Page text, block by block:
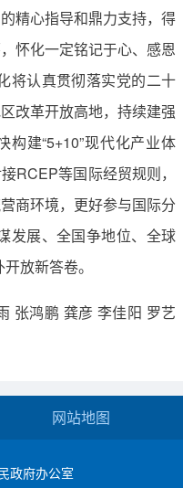
精心指导和鼎力支持，得
怀化一定铭记于心、感恩
将认真贯彻落实党的二十
改革开放高地，持续建强
建“5+10”现代化产业体
RCEP等国际经贸规则，
商环境，更好参与国际分
发展、全国争地位、全球
放新答卷。
张鸿鹏 龚彦 李佳阳 罗艺
网站地图
政府办公室